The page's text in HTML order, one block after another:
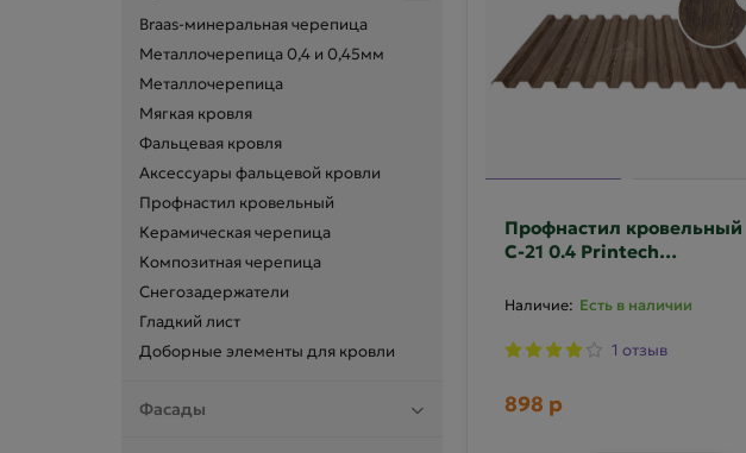
Braas-минеральная черепица
Металлочерепица 0,4 и 0,45мм
Металлочерепица
Мягкая кровля
Фальцевая кровля
Аксессуары фальцевой кровли
Профнастил кровельный
Керамическая черепица
Композитная черепица
Снегозадержатели
Гладкий лист
Доборные элементы для кровли
Фасады
Профнастил кровельный
С-21 0.4 Printech
Есть в наличии
1 отзыв
898 р